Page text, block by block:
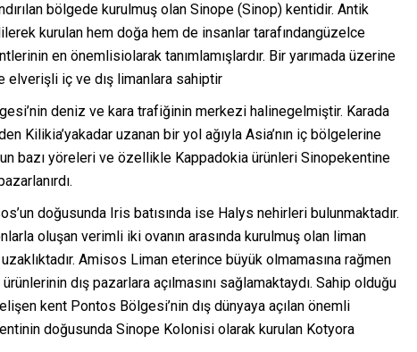
bölgede kurulmuş olan Sinope (Sinop) kentidir. Antik
kurulan hem doğa hem de insanlar tarafındangüzelce
en önemlisiolarak tanımlamışlardır. Bir yarımada üzerine
iç ve dış limanlara sahiptir
deniz ve kara trafiğinin merkezi halinegelmiştir. Karada
Kilikia’yakadar uzanan bir yol ağıyla Asia’nın iç bölgelerine
bazı yöreleri ve özellikle Kappadokia ürünleri Sinopekentine
doğusunda Iris batısında ise Halys nehirleri bulunmaktadır.
oluşan verimli iki ovanın arasında kurulmuş olan liman
Amisos Liman eterince büyük olmamasına rağmen
dış pazarlara açılmasını sağlamaktaydı. Sahip olduğu
kent Pontos Bölgesi’nin dış dünyaya açılan önemli
doğusunda Sinope Kolonisi olarak kurulan Kotyora